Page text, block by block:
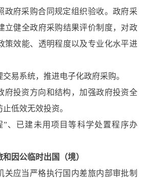
政府采购合同规定组织验收。政府采
立健全政府采购结果评价制度，对政
策效能、透明程度以及专业化水平进
易系统，推进电子化政府采购。
投资方向和结构，加强政府投资全
低效无效投资。
”、已建未用项目等科学处置程序办
因公临时出国（境）
应当严格执行国内差旅内部审批制